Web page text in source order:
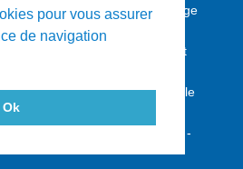
pour vous assurer
de navigation
Ok
d'autres machines d'usage
de machines agricoles et
de machines-outils pour le
d'autres machines-outils -